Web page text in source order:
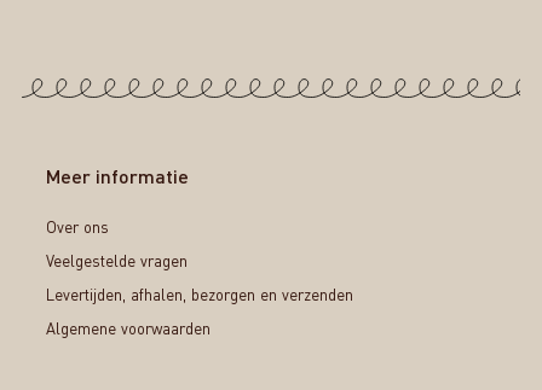
Meer informatie
Over ons
Veelgestelde vragen
Levertijden, afhalen, bezorgen en verzenden
Algemene voorwaarden